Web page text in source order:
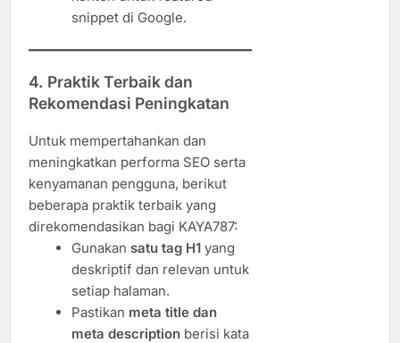
snippet di Google.
4. Praktik Terbaik dan
Rekomendasi Peningkatan
Untuk mempertahankan dan
meningkatkan performa SEO serta
kenyamanan pengguna, berikut
beberapa praktik terbaik yang
direkomendasikan bagi KAYA787:
Gunakan satu tag H1yang
deskriptif dan relevan untuk
setiap halaman.
Pastikan meta title dan
meta descriptionberisi kata